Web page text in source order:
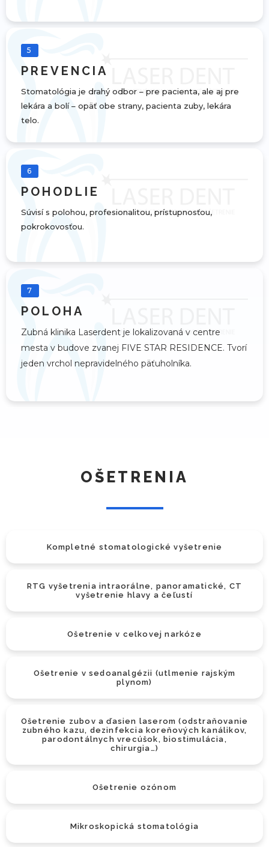
5
PREVENCIA
Stomatológia je drahý odbor – pre pacienta, ale aj pre
lekára a bolí – opäť obe strany, pacienta zuby, lekára
telo.
6
POHODLIE
Súvisí s polohou, profesionalitou, prístupnosťou,
pokrokovosťou.
7
POLOHA
Zubná klinika Laserdent je lokalizovaná v centre
mesta v budove zvanej FIVE STAR RESIDENCE. Tvorí
jeden vrchol nepravidelného päťuholníka.
OŠETRENIA
Kompletné stomatologické vyšetrenie
RTG vyšetrenia intraorálne, panoramatické, CT
vyšetrenie hlavy a čeľustí
Ošetrenie v celkovej narkóze
Ošetrenie v sedoanalgézii (utlmenie rajským
plynom)
Ošetrenie zubov a ďasien laserom (odstraňovanie
zubného kazu, dezinfekcia koreňových kanálikov,
parodontálnych vrecúšok, biostimulácia,
chirurgia…)
Ošetrenie ozónom
Mikroskopická stomatológia